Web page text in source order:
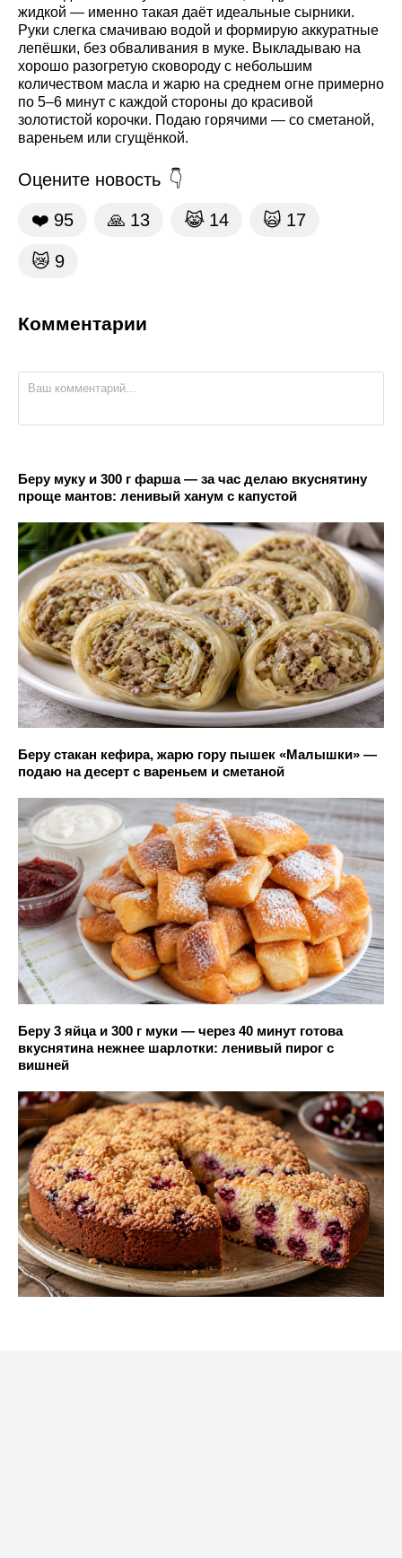
жидкой — именно такая даёт идеальные сырники.
Руки слегка смачиваю водой и формирую аккуратные
лепёшки, без обваливания в муке. Выкладываю на
хорошо разогретую сковороду с небольшим
количеством масла и жарю на среднем огне примерно
по 5–6 минут с каждой стороны до красивой
золотистой корочки. Подаю горячими — со сметаной,
вареньем или сгущёнкой.
Оцените новость
❤️ 95 🙏 13 😹 14 🙀 17
😿 9
Комментарии
Беру муку и 300 г фарша — за час делаю вкуснятину
проще мантов: ленивый ханум с капустой
Беру стакан кефира, жарю гору пышек «Малышки» —
подаю на десерт с вареньем и сметаной
Беру 3 яйца и 300 г муки — через 40 минут готова
вкуснятина нежнее шарлотки: ленивый пирог с
вишней